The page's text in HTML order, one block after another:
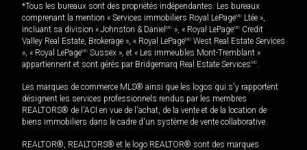
*Tous les bureaux sont des propriétés indépendantes. Les bureaux
comprenant la mention « Services immobiliers Royal LePageMD Ltée »,
incluant sa division « Johnston & Daniel MD », « Royal LePageMD Credit
Valley Real Estate, Brokerage », « Royal LePageMD West Real Estate Services
», « Royal LePageMD Sussex », et « Les immeubles Mont-Tremblant »
appartiennent et sont gérés par Bridgemarq Real Estate ServicesMD
Les marques de commerce MLS® ainsi que les logos qui s'y rapportent
désignent les services professionnels rendus par les membres
REALTORS® de l'ACI en vue de l'achat, de la vente et de la location de
biens immobiliers dans le cadre d'un système de vente collaborative.
REALTOR®, REALTORS® et le logo REALTOR® sont des marques